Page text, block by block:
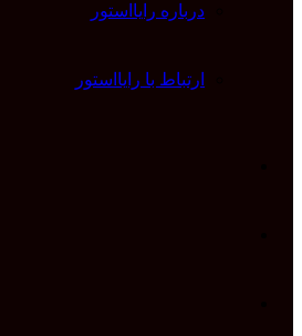
درباره رایااستور
ارتباط با رایااستور